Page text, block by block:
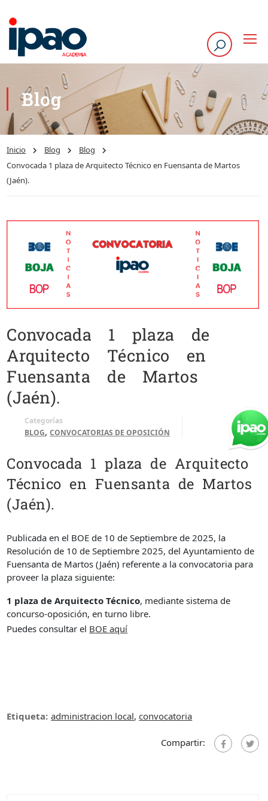
Blog
Inicio Blog
Blog
Convocada 1 plaza de Arquitecto Técnico en Fuensanta de Martos
(Jaén).
Convocada 1 plaza de
Arquitecto Técnico en
Fuensanta de Martos
(Jaén).
Categorías
BLOG,CONVOCATORIAS DE OPOSICIÓN
Convocada 1 plaza de Arquitecto
Técnico en Fuensanta de Martos
(Jaén).
Publicada en el BOE de 10 de Septiembre de 2025, la
Resolución de 10 de Septiembre 2025, del Ayuntamiento de
Fuensanta de Martos (Jaén) referente a la convocatoria para
proveer la plaza siguiente:
1 plaza de Arquitecto Técnico, mediante sistema de
concurso-oposición, en turno libre.
Puedes consultar el BOE aquí
Etiqueta: administracion local,convocatoria
Compartir: